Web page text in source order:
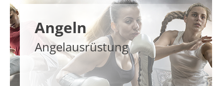
Angeln
Angelausrüstung